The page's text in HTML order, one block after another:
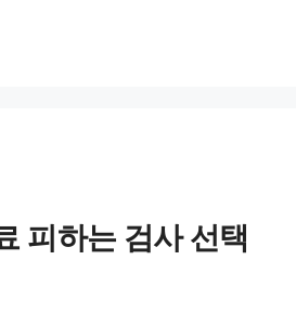
피하는 검사 선택